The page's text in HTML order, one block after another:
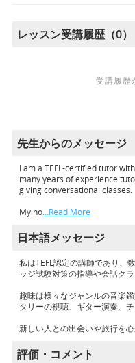
レッスン受講履歴（0）
受講履歴
先生からのメッセージ
I am a TEFL-certified tutor
many years of experience
giving conversational classes.
My ho…Read More
日本語メッセージ
私はTEFL認定の講師であり、
ッジ試験対策の指導や会話ク
趣味は様々なジャンルの音楽
タリーの視聴、ギター演奏、
新しい人との出会いや旅行を
評価・コメント